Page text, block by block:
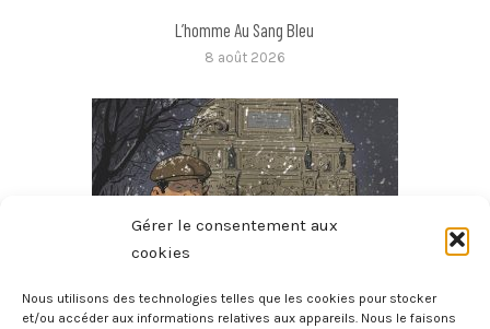
Gérer le consentement aux
cookies
Nous utilisons des technologies telles que les cookies pour stocker
et/ou accéder aux informations relatives aux appareils. Nous le faisons
L’homme Au Sang Bleu
8 août 2026